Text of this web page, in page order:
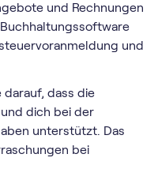
und Rechnungen
und
darauf, dass die
dich bei der
unterstützt. Das
bei